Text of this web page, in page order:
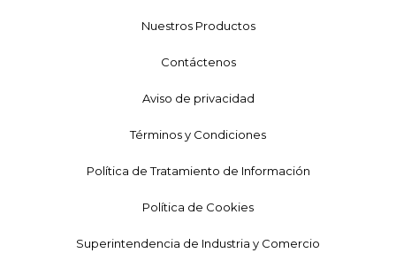
Nuestros Productos
Contáctenos
Aviso de privacidad
Términos y Condiciones
Política de Tratamiento de Información
Política de Cookies
Superintendencia de Industria y Comercio